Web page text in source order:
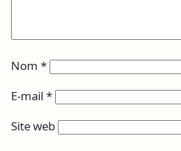
Nom *
E-mail *
Site web